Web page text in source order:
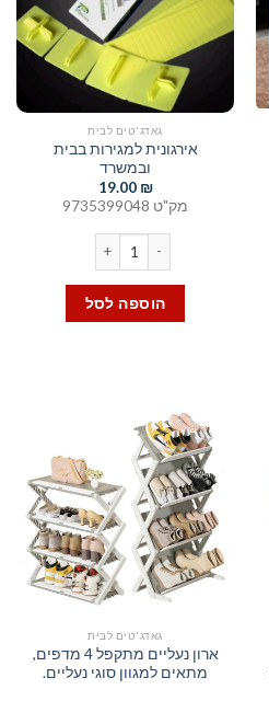
גאדג'טים לבית
אירגונית למגירות בבית
ובמשרד
19.00 ₪
מק"ט 9735399048
הוספה לסל
גאדג'טים לבית
ארון נעליים מתקפל 4 מדפים,
מתאים למגוון סוגי נעליים.